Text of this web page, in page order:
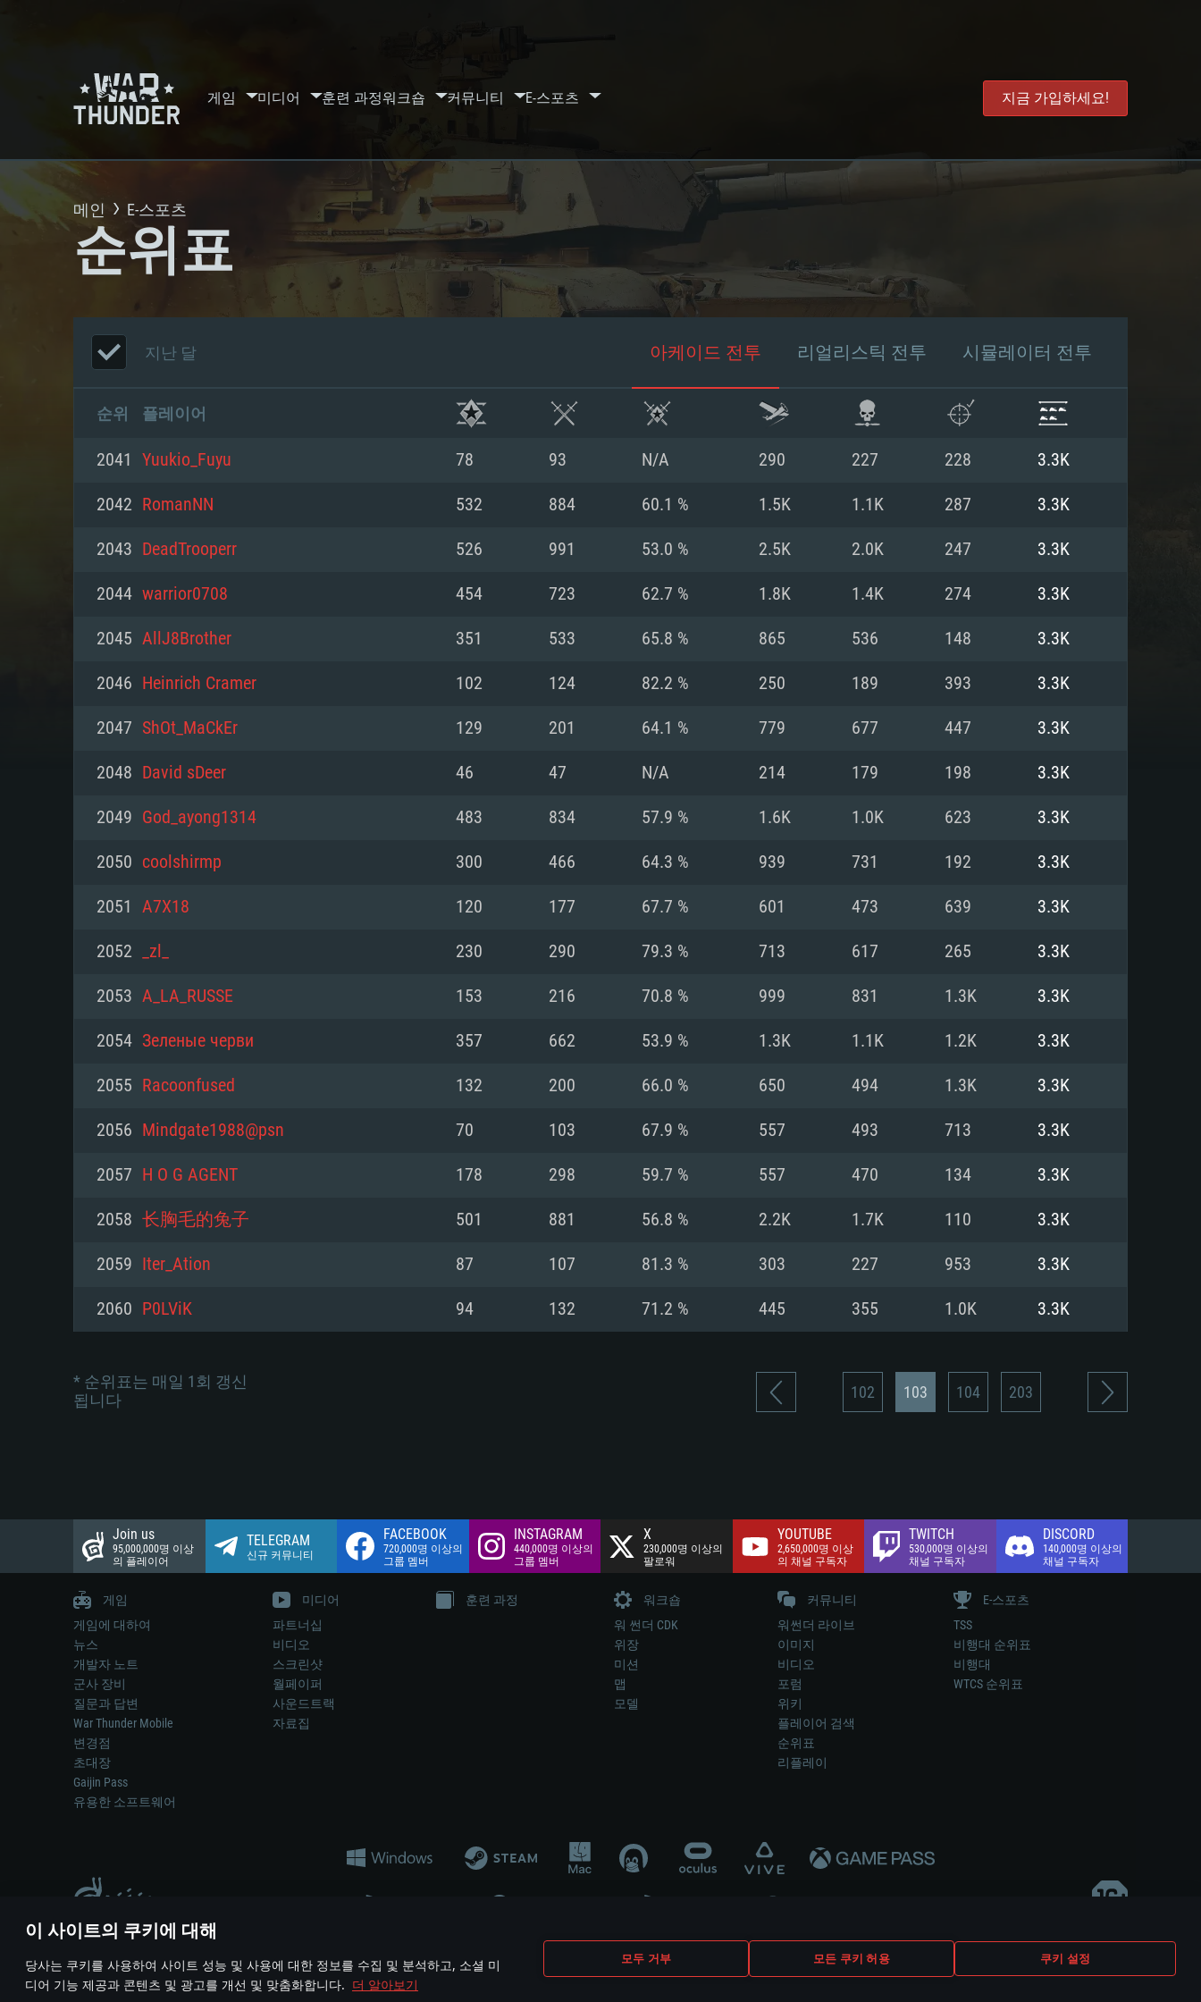
이 사이트의 쿠키에 대해
당사는 쿠키를 사용하여 사이트 성능 및 사용에 대한 정보를 수집 및 분석하고, 소셜 미
디어 기능 제공과 콘텐츠 및 광고를 개선 및 맞춤화합니다. 더 알아보기
모두 거부 모든 쿠키 허용 쿠키 설정
게임 미디어 훈련 과정워크숍 커뮤니티 E-스포츠 지금 가입하세요!
시스템 요구사항
PC Linux
최소사양
운영체제: Windows 10 (64 bit)
프로세서: 2.2 GHz 듀얼코어 이상
메모리: 4GB
그래픽 카드: DirectX 11 이상을 지원하는 AMD
해상도: 720p
네트워크: 브로드밴드 인터넷
여유 저장 공간: 22.1 GB (최소 클라이언트)
권장 사양
운영체제: Windows 10/11 (64 bit)
프로세서: Intel Core i5 또는 Ryzen 5 3600 이상
메모리: 16 GB 이상
그래픽 카드: DirectX 11 이상을 지원하는 Nvidia
최소사양
운영체제: Mac OS Big Sur 11.0
프로세서: 최소 2.2 GHz의 Core i5 (Intel Xeon 은 지
(Mac), 혹은 이와 비슷한 성능을 가지는 Mac 버전
의 AMD/Nvidia. 최소 해상도: 720p
네트워크: 브로드밴드 인터넷
여유 저장 공간: 22.1 GB (최소 클라이언트)
권장 사양
운영체제: Mac OS Big Sur 11.0
프로세서: Core i7 (Intel Xeon 은 지원하지 않습니
네트워크: 브로드밴드 인터넷
여유 저장 공간: 62.2 GB (전체 클라이언트)
최소사양
운영체제: 64bit Linux 중 최신 버전
프로세서: 2.4 GHz 듀얼코어
메모리: 4 GB
그래픽 카드: Vulkan 을 지원하고, 최신 그래픽 드라
와 동급의 성능을 가지며 최신 그래픽 드라이버를
지원하는 AMD (6개월 미만; 최소사양 지원 해상도
권장 사양
운영체제: Ubuntu 20.04 64bit
프로세서: Intel Core i7
메모리: 16 GB
그래픽 카드: Vulkan 을 지원하고, 최신 그래픽 드라
와 동급의 성능을 가지며 최신 그래픽 드라이버를
지원하는 AMD RX 570 (6개월 미만; 최소사양 지원
메인 E-스포츠
순위표
지난 달 아케이드 전투 리얼리스틱 전투 시뮬레이터 전투
순위 플레이어
2041 Yuukio_Fuyu 78 93 N/A 290 227 228 3.3K
2042 RomanNN 532 884 60.1 % 1.5K 1.1K 287 3.3K
2043 DeadTrooperr 526 991 53.0 % 2.5K 2.0K 247 3.3K
2044 warrior0708 454 723 62.7 % 1.8K 1.4K 274 3.3K
2045 AllJ8Brother 351 533 65.8 % 865 536 148 3.3K
2046 Heinrich Cramer 102 124 82.2 % 250 189 393 3.3K
2047 ShOt_MaCkEr 129 201 64.1 % 779 677 447 3.3K
2048 David sDeer 46 47 N/A 214 179 198 3.3K
2049 God_ayong1314 483 834 57.9 % 1.6K 1.0K 623 3.3K
2050 coolshirmp 300 466 64.3 % 939 731 192 3.3K
2051 A7X18 120 177 67.7 % 601 473 639 3.3K
2052 _zl_ 230 290 79.3 % 713 617 265 3.3K
2053 A_LA_RUSSE 153 216 70.8 % 999 831 1.3K 3.3K
2054 Зеленые черви 357 662 53.9 % 1.3K 1.1K 1.2K 3.3K
2055 Racoonfused 132 200 66.0 % 650 494 1.3K 3.3K
2056 Mindgate1988@psn 70 103 67.9 % 557 493 713 3.3K
2057 H O G AGENT 178 298 59.7 % 557 470 134 3.3K
2058 长胸毛的兔子 501 881 56.8 % 2.2K 1.7K 110 3.3K
2059 Iter_Ation 87 107 81.3 % 303 227 953 3.3K
2060 P0LViK 94 132 71.2 % 445 355 1.0K 3.3K
* 순위표는 매일 1회 갱신
됩니다
102 103 104 203
Join us
95,000,000명 이상
의 플레이어
TELEGRAM
신규 커뮤니티
FACEBOOK
720,000명 이상의
그룹 멤버
INSTAGRAM
440,000명 이상의
그룹 멤버
X
230,000명 이상의
팔로워
YOUTUBE
2,650,000명 이상
의 채널 구독자
TWITCH
530,000명 이상의
채널 구독자
DISCORD
140,000명 이상의
채널 구독자
게임
게임에 대하여
뉴스
개발자 노트
군사 장비
질문과 답변
War Thunder Mobile
변경점
초대장
Gaijin Pass
유용한 소프트웨어
미디어
파트너십
비디오
스크린샷
월페이퍼
사운드트랙
자료집
훈련 과정
워크숍
워 썬더 CDK
위장
미션
맵
모델
커뮤니티
워썬더 라이브
이미지
비디오
포럼
위키
플레이어 검색
순위표
리플레이
E-스포츠
TSS
비행대 순위표
비행대
WTCS 순위표
게임 에서 어떠한 현실의 무기나 차량을 묘사하는 것은 무기 개발 업체나 장비 제조 업체가 게임 개발 후원 또는 홍보에 참여하지 않습니다..
© 2011—2026 Gaijin Games Kft. All trademarks, logos and brand names are the property of their respective owners.
이용 약관 이용 약관